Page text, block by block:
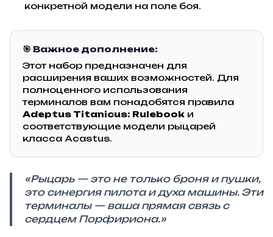
конкретной модели на поле боя.
🎯 Важное дополнение:
Этот набор предназначен для
расширения ваших возможностей. Для
полноценного использования
терминалов вам понадобятся правила
Adeptus Titanicus: Rulebook и
соответствующие модели рыцарей
класса Acastus.
«Рыцарь — это не только броня и пушки,
это синергия пилота и духа машины. Эти
терминалы — ваша прямая связь с
сердцем Порфириона.»